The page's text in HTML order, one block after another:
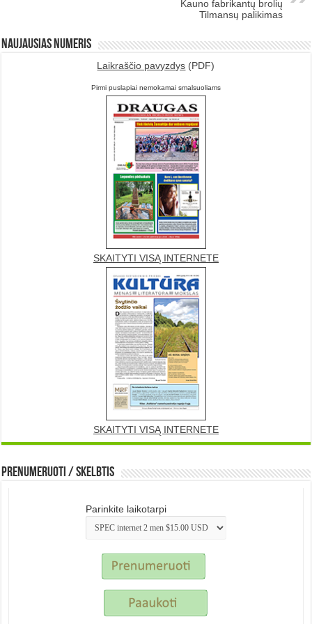
Kauno fabrikantų brolių
Tilmansų palikimas
Naujausias numeris
Laikraščio pavyzdys (PDF)
Pirmi puslapiai nemokamai smalsuoliams
SKAITYTI VISĄ INTERNETE
SKAITYTI VISĄ INTERNETE
Prenumeruoti / Skelbtis
Parinkite laikotarpi